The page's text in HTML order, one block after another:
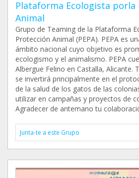
Plataforma Ecologista porla
Animal
Grupo de Teaming de la Plataforma
Protección Animal (PEPA). PEPA es
ámbito nacional cuyo objetivo es
ecologismo y el animalismo. PEPA
Albergue Felino en Castalla, Alicante.
se invertirá principalmente en el
de la salud de los gatos de las
utilizar en campañas y proyectos de
Agradecer de antemano tu
Junta-te a este Grupo